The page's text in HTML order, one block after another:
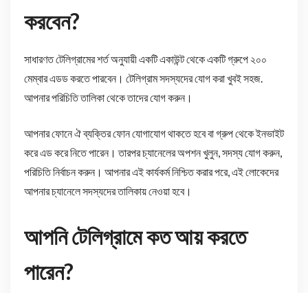
করবেন?
সাধারণত টেলিগ্রামের শর্ত অনুযায়ী একটি একাউন্ট থেকে একটি গ্রুপে ২০০
মেম্বার এডড করতে পারবেন। টেলিগ্রাম সদস্যদের যোগ করা খুবই সহজ.
আপনার পরিচিতি তালিকা থেকে তাদের যোগ করুন।
আপনার ফোনে ঐ ব্যক্তির ফোন যোগাযোগ থাকতে হবে বা গ্রুপ থেকে ইনভাইট
করে এড করে নিতে পারেন। তারপর চ্যানেলের অপশন খুলুন, সদস্য যোগ করুন,
পরিচিতি নির্বাচন করুন। আপনার এই কার্যকর্ম নিশ্চিত করার পরে, এই লোকেদের
আপনার চ্যানেলে সদস্যদের তালিকায় নেওয়া হবে।
আপনি টেলিগ্রামে কত আয় করতে
পারেন?